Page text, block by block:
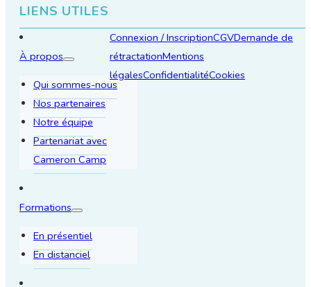
LIENS UTILES
À propos
Qui sommes-nous
Nos partenaires
Notre équipe
Partenariat avec
Cameron Camp
Formations
En présentiel
En distanciel
Connexion / InscriptionCGVDemande de
rétractationMentions
légalesConfidentialitéCookies